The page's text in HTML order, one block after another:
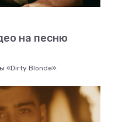
на песню
«Dirty Blonde».